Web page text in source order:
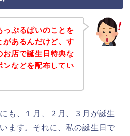
っぷるぱいのことを
があるんだけど、す
お店で誕生日特典な
ンなどを配布してい
も、１月、２月、３月が誕生
ます。それに、私の誕生日で